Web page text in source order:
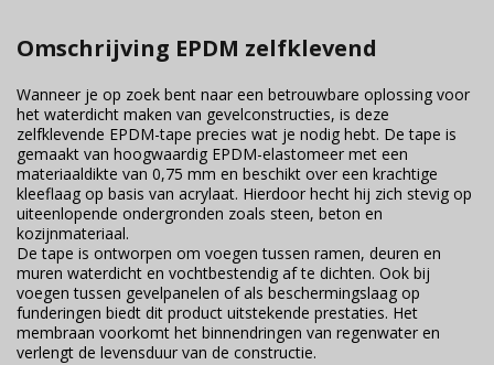
Omschrijving EPDM zelfklevend
Wanneer je op zoek bent naar een betrouwbare oplossing voor
het waterdicht maken van gevelconstructies, is deze
zelfklevende EPDM-tape precies wat je nodig hebt. De tape is
gemaakt van hoogwaardig EPDM-elastomeer met een
materiaaldikte van 0,75 mm en beschikt over een krachtige
kleeflaag op basis van acrylaat. Hierdoor hecht hij zich stevig op
uiteenlopende ondergronden zoals steen, beton en
kozijnmateriaal.
De tape is ontworpen om voegen tussen ramen, deuren en
muren waterdicht en vochtbestendig af te dichten. Ook bij
voegen tussen gevelpanelen of als beschermingslaag op
funderingen biedt dit product uitstekende prestaties. Het
membraan voorkomt het binnendringen van regenwater en
verlengt de levensduur van de constructie.